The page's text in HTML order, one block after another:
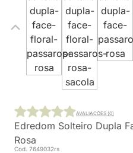
Edredom Solteiro Dupla
Rosa
Cod. 7649032rs
AVALIAÇÕES (0)